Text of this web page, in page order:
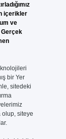
içerikler
ve
Gerçek
bir Yer
sitedeki
olup, siteye